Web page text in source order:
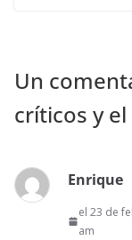
Un
críticos y
Enrique
el 23 de
am